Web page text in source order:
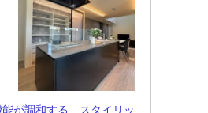
能が調和する スタイリッ